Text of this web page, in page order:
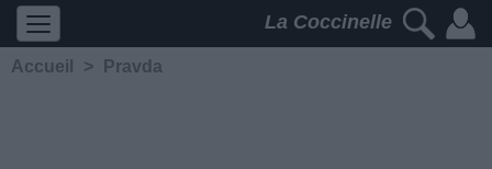
La Coccinelle
Accueil > Pravda